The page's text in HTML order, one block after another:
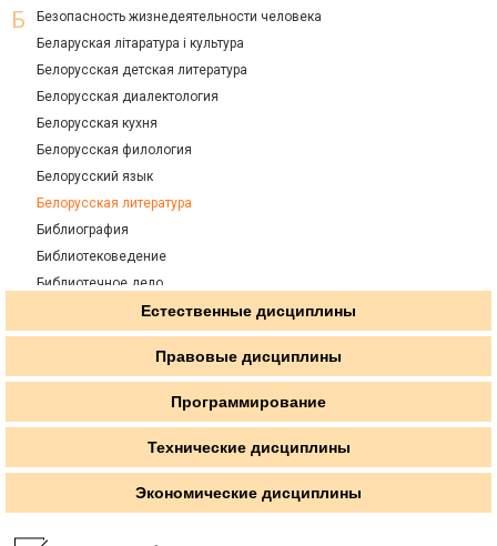
Безопасность жизнедеятельности человека
Беларуская лiтаратура i культура
Белорусская детская литература
Белорусская диалектология
Белорусская кухня
Белорусская филология
Белорусский язык
Белорусская литература
Библиография
Библиотековедение
Библиотечное дело
Библиотечно-информационное обслуживание
Биография
Введение в литературоведение
Введение в учительскую профессию
Введение в языкознание
Великая Отечественная Война
Виртуальная психология
Естественные дисциплины
Правовые дисциплины
Программирование
Технические дисциплины
Экономические дисциплины